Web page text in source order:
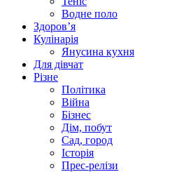
Водне поло
Здоров’я
Кулінарія
Янусина кухня
Для дівчат
Різне
Політика
Війна
Бізнес
Дім, побут
Сад, город
Історія
Прес-релізи